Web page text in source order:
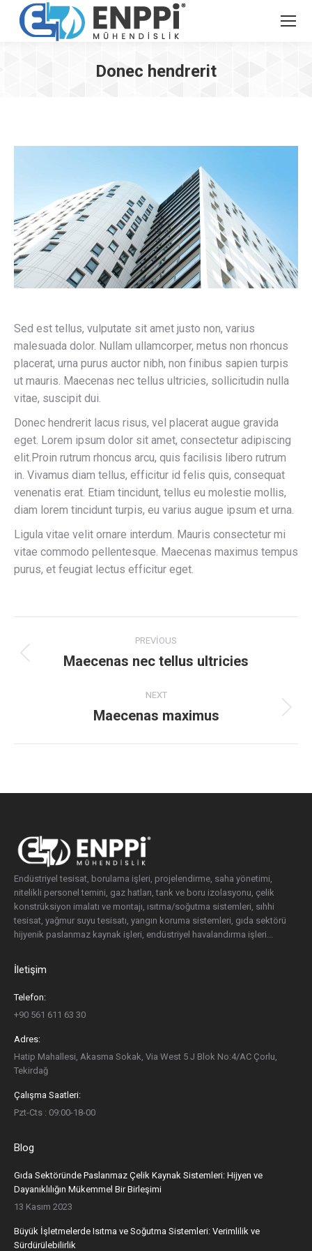
Donec hendrerit
Sed est tellus, vulputate sit amet justo non, varius
malesuada dolor. Nullam ullamcorper, metus non rhoncus
placerat, urna purus auctor nibh, non finibus sapien turpis
ut mauris. Maecenas nec tellus ultricies, sollicitudin nulla
vitae, suscipit dui.
Donec hendrerit lacus risus, vel placerat augue gravida
eget. Lorem ipsum dolor sit amet, consectetur adipiscing
elit.Proin rutrum rhoncus arcu, quis facilisis libero rutrum
in. Vivamus diam tellus, efficitur id felis quis, consequat
venenatis erat. Etiam tincidunt, tellus eu molestie mollis,
diam lorem tincidunt turpis, eu varius augue ipsum et urna.
Ligula vitae velit ornare interdum. Mauris consectetur mi
vitae commodo pellentesque. Maecenas maximus tempus
purus, et feugiat lectus efficitur eget.
navigation
PREVIOUS
Previous
Maecenas nec tellus ultricies
NEXT
Next
Maecenas maximus
Endüstriyel tesisat, borulama işleri, projelendirme, saha yönetimi,
nitelikli personel temini, gaz hatları, tank ve boru izolasyonu, çelik
konstrüksiyon imalatı ve montajı, ısıtma/soğutma sistemleri, sıhhi
tesisat, yağmur suyu tesisatı, yangın koruma sistemleri, gıda sektörü
hijyenik paslanmaz kaynak işleri, endüstriyel havalandırma işleri...
İletişim
Telefon:
+90 561 611 63 30
Adres:
Hatip Mahallesi, Akasma Sokak, Via West 5 J Blok No:4/AC Çorlu,
Tekirdağ
Çalışma Saatleri:
Pzt-Cts : 09:00-18-00
Blog
Gıda Sektöründe Paslanmaz Çelik Kaynak Sistemleri: Hijyen ve
Dayanıklılığın Mükemmel Bir Birleşimi
13 Kasım 2023
Büyük İşletmelerde Isıtma ve Soğutma Sistemleri: Verimlilik ve
Sürdürülebilirlik